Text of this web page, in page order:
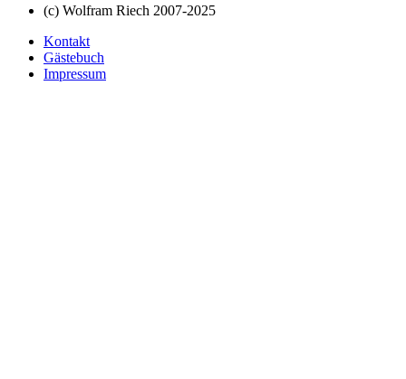
(c) Wolfram Riech 2007-2025
Kontakt
Gästebuch
Impressum